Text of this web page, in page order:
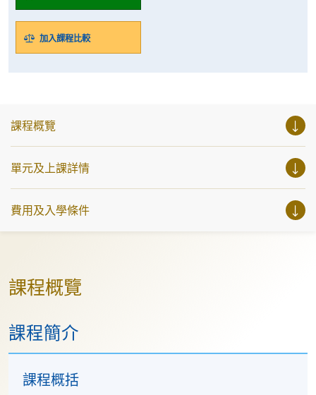
加入課程比較
課程概覽
單元及上課詳情
費用及入學條件
課程概覽
課程簡介
課程概括